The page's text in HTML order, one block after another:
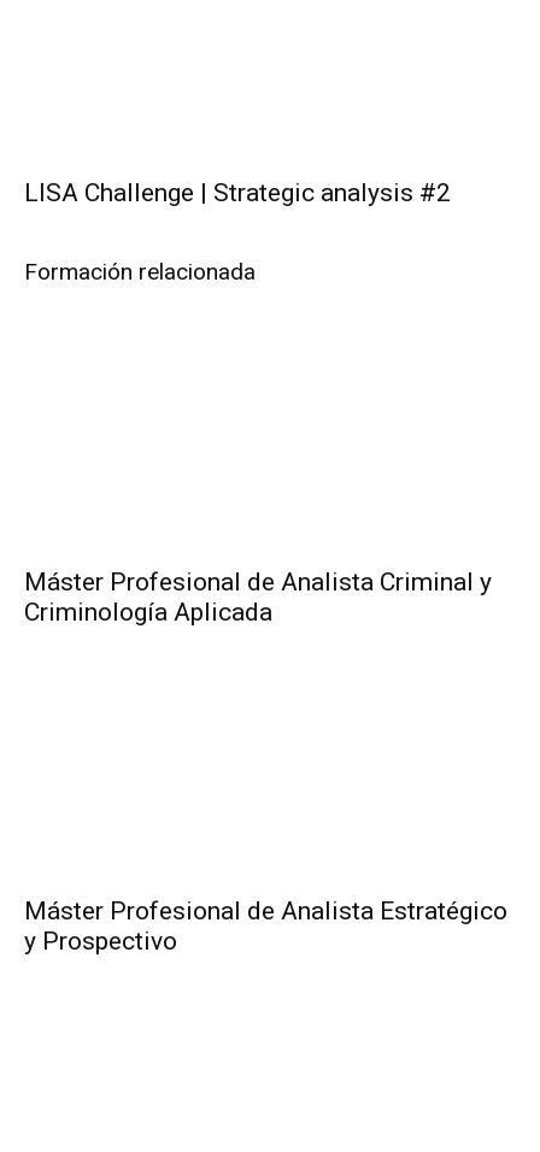
LISA Challenge | Strategic analysis #2
Formación relacionada
Máster Profesional de Analista Criminal y
Criminología Aplicada
Máster Profesional de Analista Estratégico
y Prospectivo